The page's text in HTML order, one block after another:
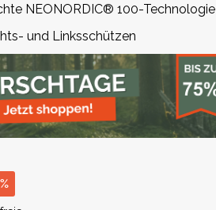
NEONORDIC® 100-Technologie
und Linksschützen